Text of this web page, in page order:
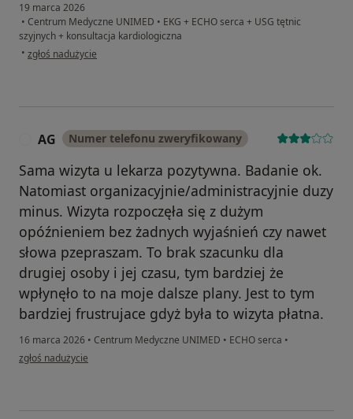
19 marca 2026
• Centrum Medyczne UNIMED • EKG + ECHO serca + USG tętnic
szyjnych + konsultacja kardiologiczna
• w opinii użytkownika Dariusz
zgłoś nadużycie
AG Numer telefonu zweryfikowany
Sama wizyta u lekarza pozytywna. Badanie ok.
Natomiast organizacyjnie/administracyjnie duzy
minus. Wizyta rozpoczęła się z dużym
opóźnieniem bez żadnych wyjaśnień czy nawet
słowa pzepraszam. To brak szacunku dla
drugiej osoby i jej czasu, tym bardziej że
wpłynęło to na moje dalsze plany. Jest to tym
bardziej frustrujace gdyż była to wizyta płatna.
16 marca 2026 • Centrum Medyczne UNIMED • ECHO serca •
w opinii użytkownika AG
zgłoś nadużycie